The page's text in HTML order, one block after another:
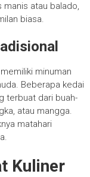
atau balado,
biasa.
minuman
Beberapa kedai
terbuat dari buah-
atau mangga.
matahari
Kuliner